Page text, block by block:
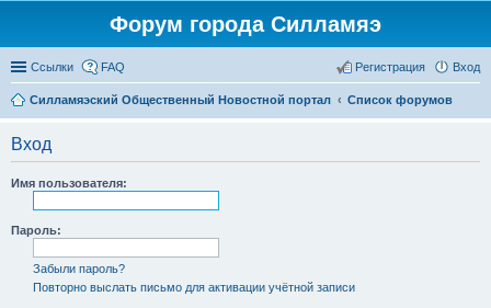
Форум города Силламяэ
Ссылки FAQ Вход
Регистрация
Силламяэский Общественный Новостной портал Список форумов
Вход
Имя пользователя:
Пароль:
Забыли пароль?
Повторно выслать письмо для активации учётной записи